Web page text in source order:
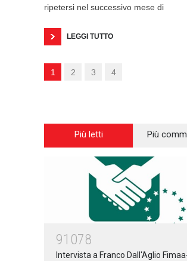
ripetersi nel successivo mese di
LEGGI TUTTO
1 2 3 4
Più letti Più
91078
Intervista a Franco Dall'Aglio